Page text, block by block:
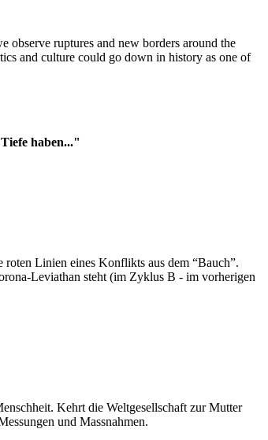
observe ruptures and new borders around the
and culture could go down in history as one of
haben..."
Linien eines Konflikts aus dem “Bauch”.
Leviathan steht (im Zyklus B - im vorherigen
Kehrt die Weltgesellschaft zur Mutter
und Massnahmen.